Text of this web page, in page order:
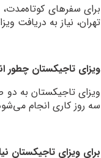
تهران، نیاز به دریافت
ویزای تاجیکستان چطور
ویزای تاجیکستان به دو
سه روز کاری انجام می‌شود. دریافت
برای ویزای تاجیکستان